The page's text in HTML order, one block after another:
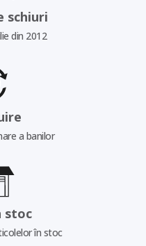
schiuri
din 2012
a banilor
stoc
în stoc